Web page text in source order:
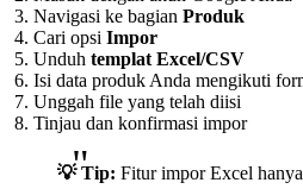
Navigasi ke bagian Produk
Cari opsi Impor
Unduh templat Excel/CSV
Isi data produk Anda mengikuti
Unggah file yang telah diisi
Tinjau dan konfirmasi impor
💡 Tip: Fitur impor Excel